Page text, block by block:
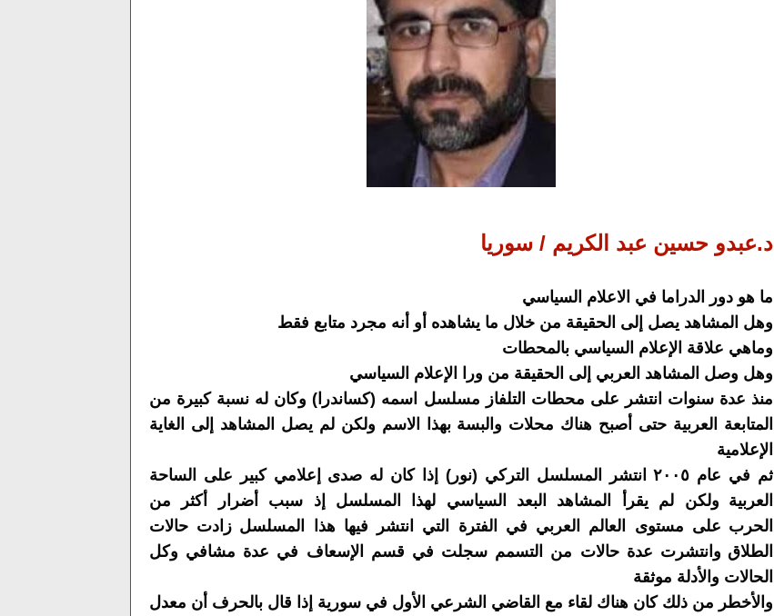
د.عبدو حسين عبد الكريم / سوريا
ما هو دور الدراما في الاعلام السياسي
وهل المشاهد يصل إلى الحقيقة من خلال ما يشاهده أو أنه مجرد متابع فقط
وماهي علاقة الإعلام السياسي بالمحطات
وهل وصل المشاهد العربي إلى الحقيقة من ورا الإعلام السياسي
منذ عدة سنوات انتشر على محطات التلفاز مسلسل اسمه (كساندرا) وكان له نسبة كبيرة من
المتابعة العربية حتى أصبح هناك محلات والبسة بهذا الاسم ولكن لم يصل المشاهد إلى الغاية
الإعلامية
ثم في عام ٢٠٠٥ انتشر المسلسل التركي (نور) إذا كان له صدى إعلامي كبير على الساحة
العربية ولكن لم يقرأ المشاهد البعد السياسي لهذا المسلسل إذ سبب أضرار أكثر من
الحرب على مستوى العالم العربي في الفترة التي انتشر فيها هذا المسلسل زادت حالات
الطلاق وانتشرت عدة حالات من التسمم سجلت في قسم الإسعاف في عدة مشافي وكل
الحالات والأدلة موثقة
والأخطر من ذلك كان هناك لقاء مع القاضي الشرعي الأول في سورية إذا قال بالحرف أن معدل